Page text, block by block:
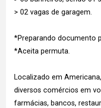
> 02 vagas de garagem.
*Preparando documento
*Aceita permuta.
Localizado em
diversos comércios em
farmácias, bancos,